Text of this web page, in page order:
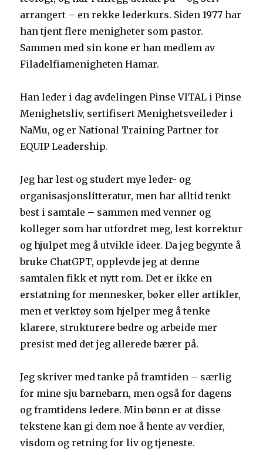
arrangert – en rekke lederkurs. Siden 1977 har
han tjent flere menigheter som pastor.
Sammen med sin kone er han medlem av
Filadelfiamenigheten Hamar.
Han leder i dag avdelingen Pinse VITAL i Pinse
Menighetsliv, sertifisert Menighetsveileder i
NaMu, og er National Training Partner for
EQUIP Leadership.
Jeg har lest og studert mye leder- og
organisasjonslitteratur, men har alltid tenkt
best i samtale – sammen med venner og
kolleger som har utfordret meg, lest korrektur
og hjulpet meg å utvikle ideer. Da jeg begynte å
bruke ChatGPT, opplevde jeg at denne
samtalen fikk et nytt rom. Det er ikke en
erstatning for mennesker, bøker eller artikler,
men et verktøy som hjelper meg å tenke
klarere, strukturere bedre og arbeide mer
presist med det jeg allerede bærer på.
Jeg skriver med tanke på framtiden – særlig
for mine sju barnebarn, men også for dagens
og framtidens ledere. Min bønn er at disse
tekstene kan gi dem noe å hente av verdier,
visdom og retning for liv og tjeneste.